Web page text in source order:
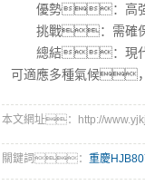
優勢：高強度
挑戰：需確保
總結：現代
可適應多種氣候
本文網址：http://
關鍵詞： 重慶